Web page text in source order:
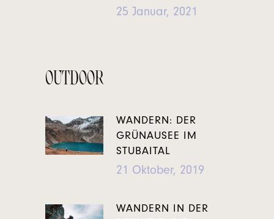
25 Januar, 2021
OUTDOOR
WANDERN: DER
GRÜNAUSEE IM
STUBAITAL
21 Oktober, 2019
WANDERN IN DER